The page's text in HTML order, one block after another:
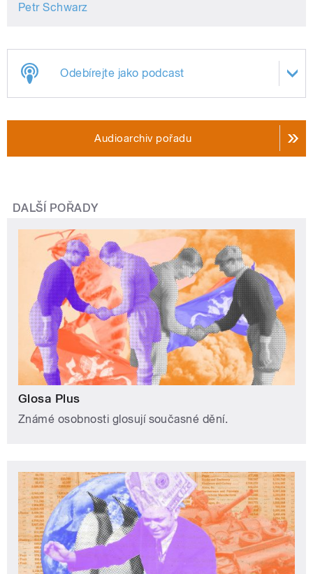
Petr Schwarz
Odebírejte jako podcast
Audioarchiv pořadu
DALŠÍ POŘADY
Glosa Plus
Známé osobnosti glosují současné dění.